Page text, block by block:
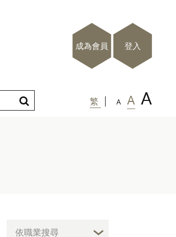
成為會員 登入
繁 A A A